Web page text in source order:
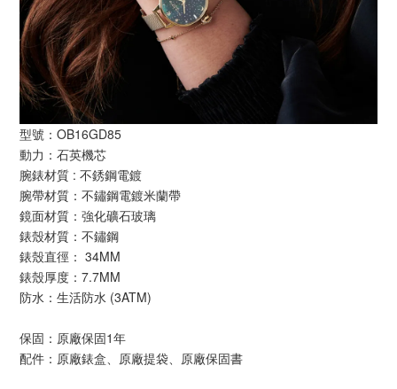
型號：OB16GD85
動力：石英機芯
腕錶材質 : 不銹鋼電鍍
腕帶材質：不鏽鋼電鍍米蘭帶
鏡面材質：強化礦石玻璃
錶殼材質：不鏽鋼
錶殼直徑： 34MM
錶殼厚度：7.7MM
防水：生活防水 (3ATM)
保固：原廠保固1年
配件：原廠錶盒、原廠提袋、原廠保固書